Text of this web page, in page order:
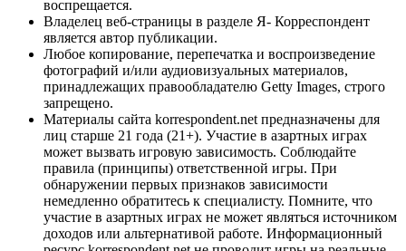
воспрещается.
Владелец веб-страницы в разделе Я- Корреспондент
является автор публикации.
Любое копирование, перепечатка и воспроизведение
фотографий и/или аудиовизуальных материалов,
принадлежащих правообладателю Getty Images, строго
запрещено.
Материалы сайта korrespondent.net предназначены для
лиц старше 21 года (21+). Участие в азартных играх
может вызвать игровую зависимость. Соблюдайте
правила (принципы) ответственной игры. При
обнаружении первых признаков зависимости
немедленно обратитесь к специалисту. Помните, что
участие в азартных играх не может являться источником
доходов или альтернативой работе. Информационный